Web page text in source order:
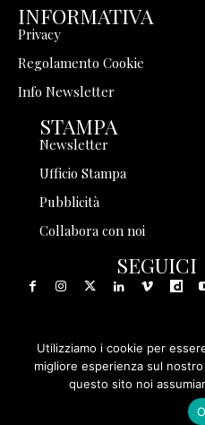
INFORMATIVA
Privacy
Regolamento Cookie
Info Newsletter
STAMPA
Newsletter
Ufficio Stampa
Pubblicità
Collabora con noi
SEGUICI
© 1999 - 2025 Storia in
IVA
Utilizziamo i cookie per
migliore esperienza sul
questo sito noi